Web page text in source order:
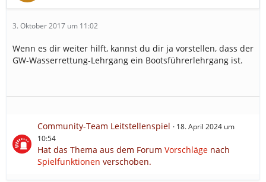
3. Oktober 2017 um 11:02
Wenn es dir weiter hilft, kannst du dir ja vorstellen, dass der
GW-Wasserrettung-Lehrgang ein Bootsführerlehrgang ist.
Community-Team Leitstellenspiel
18. April 2024 um
10:54
Hat das Thema aus dem Forum Vorschläge nach
Spielfunktionen verschoben.